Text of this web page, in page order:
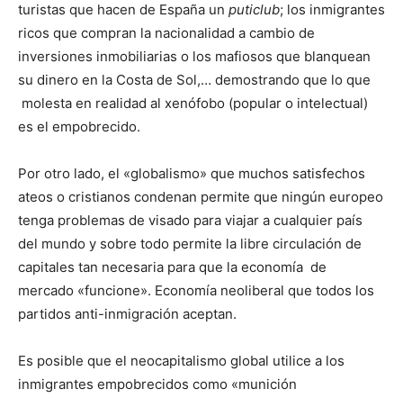
turistas que hacen de España un puticlub; los inmigrantes
ricos que compran la nacionalidad a cambio de
inversiones inmobiliarias o los mafiosos que blanquean
su dinero en la Costa de Sol,… demostrando que lo que
molesta en realidad al xenófobo (popular o intelectual)
es el empobrecido.
Por otro lado, el «globalismo» que muchos satisfechos
ateos o cristianos condenan permite que ningún europeo
tenga problemas de visado para viajar a cualquier país
del mundo y sobre todo permite la libre circulación de
capitales tan necesaria para que la economía de
mercado «funcione». Economía neoliberal que todos los
partidos anti-inmigración aceptan.
Es posible que el neocapitalismo global utilice a los
inmigrantes empobrecidos como «munición